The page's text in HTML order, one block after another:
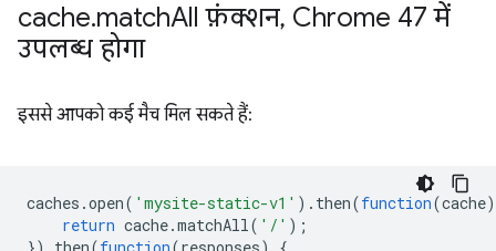
cache.matchAll फ़ंक्शन, Chrome 47 में
उपलब्ध होगा
इससे आपको कई मैच मिल सकते हैं:
caches .open( 'mysite-static-v1' ). then(function(cache)
return cache.matchAll( '/' );